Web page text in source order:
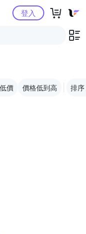
物中心登入
價 價格低到高 排序